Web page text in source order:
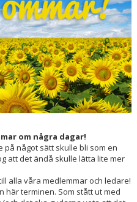
om några dagar!
något sätt skulle bli som en
att det ändå skulle lätta lite mer
alla våra medlemmar och ledare!
här terminen. Som stått ut med